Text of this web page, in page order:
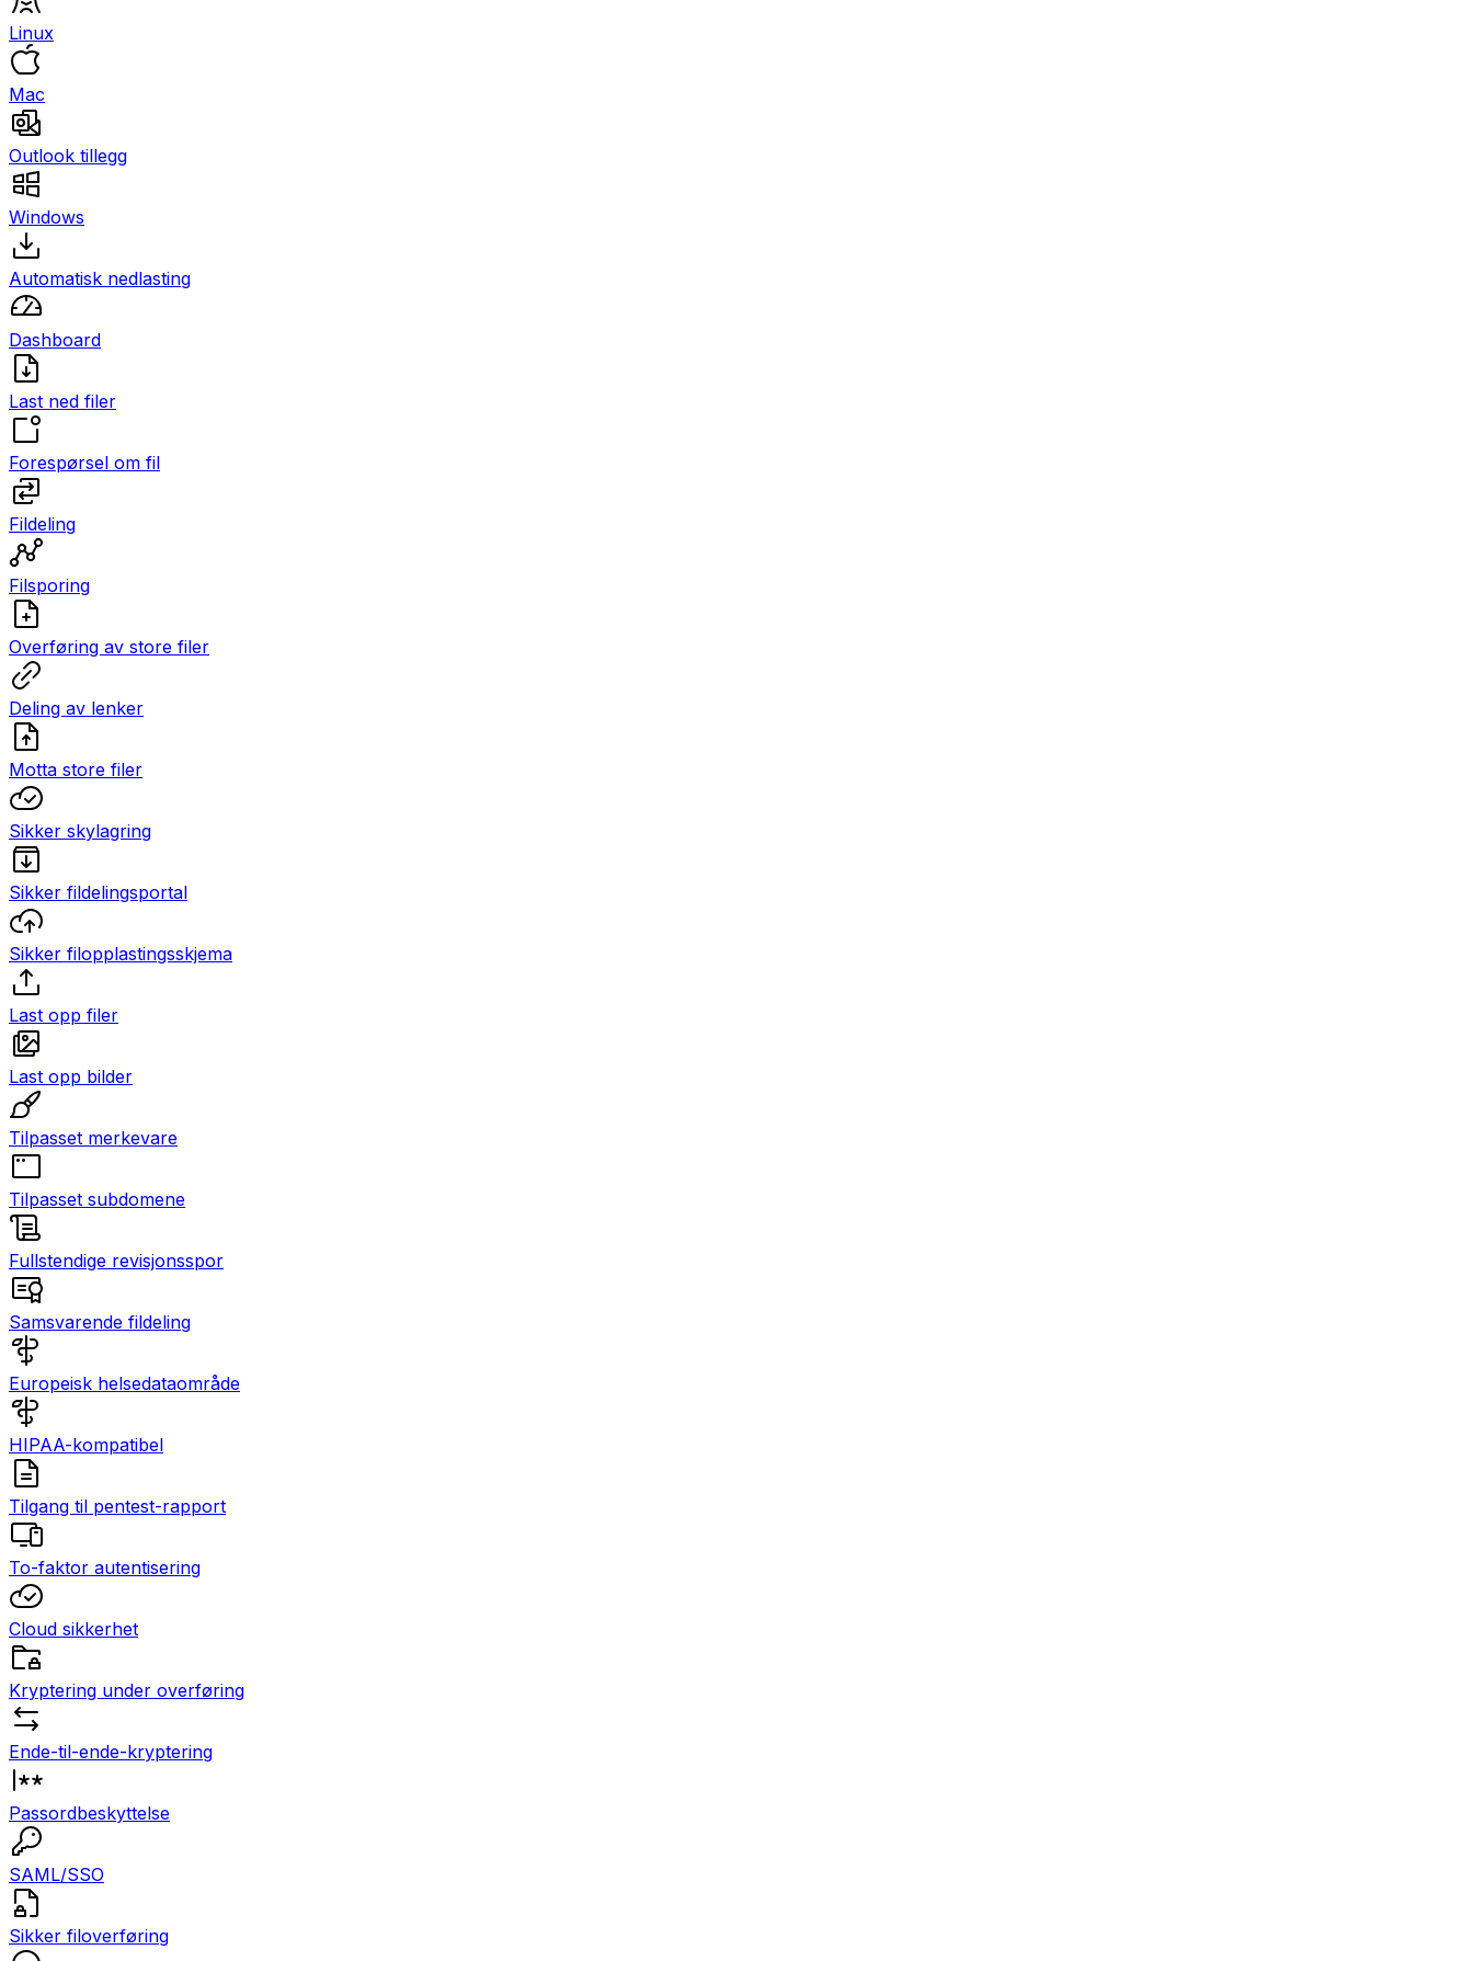
Linux
Mac
Outlook tillegg
Windows
Automatisk nedlasting
Dashboard
Last ned filer
Forespørsel om fil
Fildeling
Filsporing
Overføring av store filer
Deling av lenker
Motta store filer
Sikker skylagring
Sikker fildelingsportal
Sikker filopplastingsskjema
Last opp filer
Last opp bilder
Tilpasset merkevare
Tilpasset subdomene
Fullstendige revisjonsspor
Samsvarende fildeling
Europeisk helsedataområde
HIPAA-kompatibel
Tilgang til pentest-rapport
To-faktor autentisering
Cloud sikkerhet
Kryptering under overføring
Ende-til-ende-kryptering
Passordbeskyttelse
SAML/SSO
Sikker filoverføring